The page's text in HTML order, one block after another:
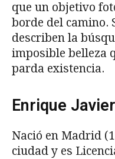
que un objetivo
borde del camino.
describen la
imposible belleza
parda existencia.
Enrique
Nació en Madrid
ciudad y es